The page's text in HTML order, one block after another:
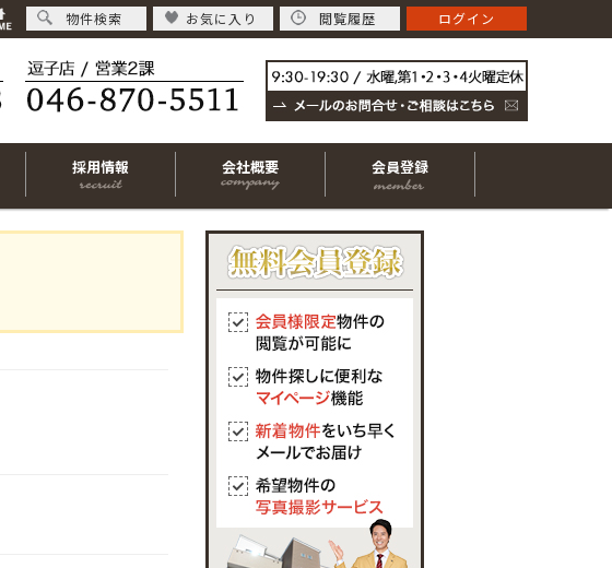
採用情報 会社概要 会員登録
物件検索 お気に入り 閲覧履歴 ログイン